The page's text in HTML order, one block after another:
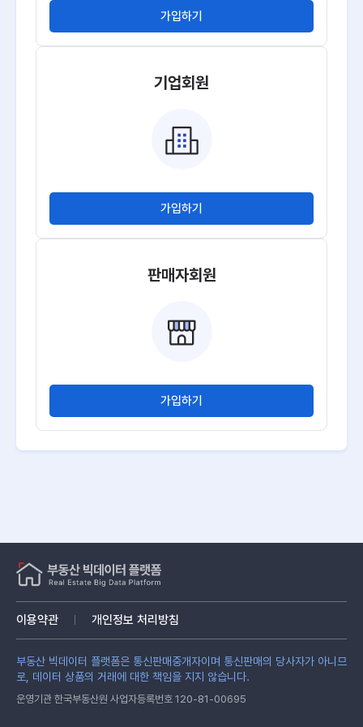
가입하기
기업회원
가입하기
판매자회원
가입하기
이용약관 개인정보 처리방침
부동산 빅데이터 플랫폼은 통신판매중개자이며 통신판매의 당사자가 아니므
로, 데이터 상품의 거래에 대한 책임을 지지 않습니다.
운영기관 한국부동산원 사업자등록번호 120-81-00695